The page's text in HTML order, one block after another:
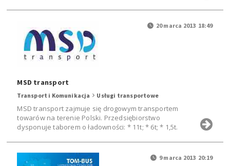
20 marca 2013 18:49
MSD transport
Transport i Komunikacja Usługi transportowe
MSD transport zajmuje się drogowym transportem
towarów na terenie Polski. Przedsiębiorstwo
dysponuje taborem o ładowności: * 11t; * 6t; * 1,5t.
9 marca 2013 20:19